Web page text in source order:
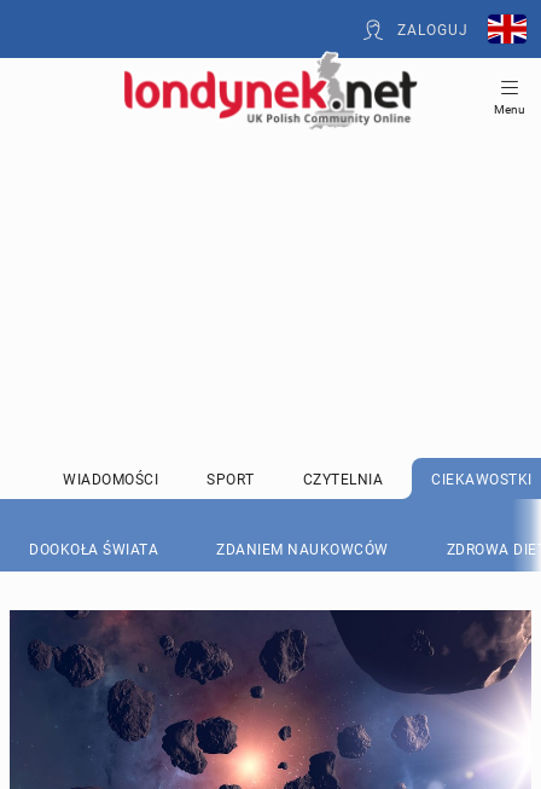
ZALOGUJ
Menu
WIADOMOŚCI SPORT CZYTELNIA CIEKAWOSTKI
DOOKOŁA ŚWIATA ZDANIEM NAUKOWCÓW ZDROWA